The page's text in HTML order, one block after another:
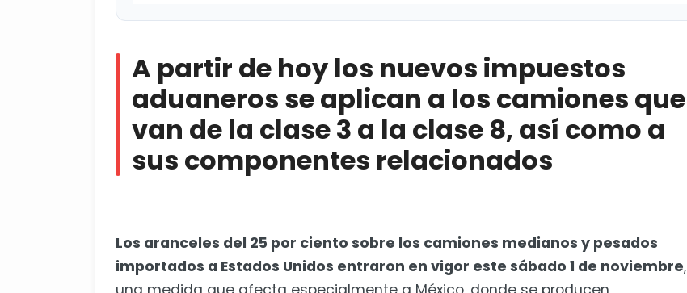
Cuba acusa a exministro de Economía de espionaje y otros delitos
A partir de hoy los nuevos impuestos
aduaneros se aplican a los camiones que
van de la clase 3 a la clase 8, así como a
sus componentes relacionados
Los aranceles del 25 por ciento sobre los camiones medianos y pesados ​​
importados a Estados Unidos entraron en vigor este sábado 1 de noviembre,